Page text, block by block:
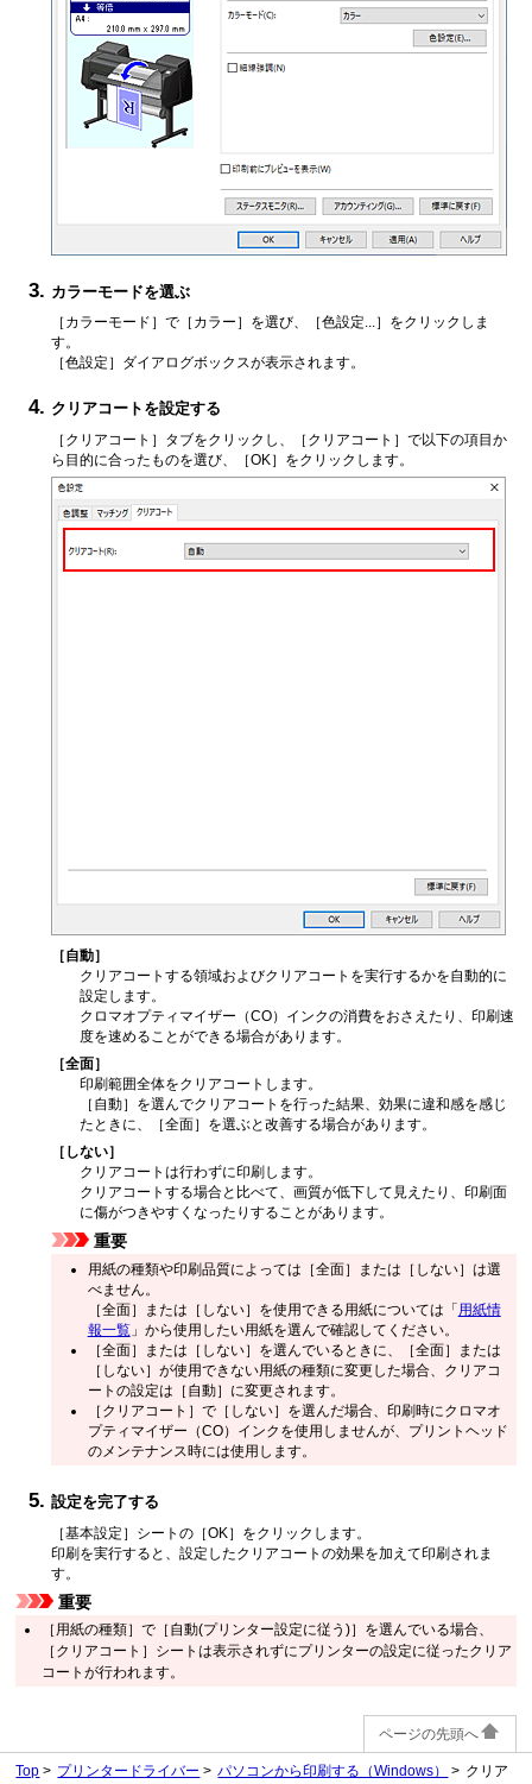
カラーモードを選ぶ
［カラーモード］で ［カラー］ を選び、 ［色設定...］ をクリックしま
す。
［色設定］ ダイアログボックスが表示されます。
クリアコートを設定する
［クリアコート］ タブをクリックし、 ［クリアコート］で以下の項目か
ら目的に合ったものを選び、
［OK］ をクリックします。
［自動］
クリアコートする領域およびクリアコートを実行するかを自動的に
設定します。
クロマオプティマイザー（CO）インクの消費をおさえたり、印刷速
度を速めることができる場合があります。
［全面］
印刷範囲全体をクリアコートします。
［自動］ を選んでクリアコートを行った結果、効果に違和感を感じ
たときに、
［全面］ を選ぶと改善する場合があります。
［しない］
クリアコートは行わずに印刷します。
クリアコートする場合と比べて、画質が低下して見えたり、印刷面
に傷がつきやすくなったりすることがあります。
重要
用紙の種類や印刷品質によっては ［全面］ または ［しない］ は選
べません。
［全面］
または ［しない］ を使用できる用紙については「用紙情
報一覧」から使用したい用紙を選んで確認してください。
［全面］
または ［しない］ を選んでいるときに、 ［全面］
または
［しない］ が使用できない用紙の種類に変更した場合、クリアコ
ートの設定は ［自動］
に変更されます。
［クリアコート］ で［しない］
を選んだ場合、印刷時にクロマオ
プティマイザー（CO）インクを使用しませんが、プリントヘッド
のメンテナンス時には使用します。
設定を完了する
［基本設定］ シートの ［OK］ をクリックします。
印刷を実行すると、設定したクリアコートの効果を加えて印刷されま
す。
重要
［用紙の種類］で ［自動(プリンター設定に従う)］ を選んでいる場合、
［クリアコート］ シートは表示されずにプリンターの設定に従ったクリア
コートが行われます。
ページの先頭へ
Top プリンタードライバー パソコンから印刷する（Windows）
クリア